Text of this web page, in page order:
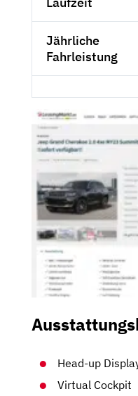
Jährliche
Fahrleistung
Head-up
Virtual Cockpit